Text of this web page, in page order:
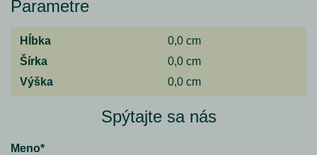
Parametre
Hĺbka
0,0 cm
Šírka
0,0 cm
Výška
0,0 cm
Spýtajte sa nás
Meno*